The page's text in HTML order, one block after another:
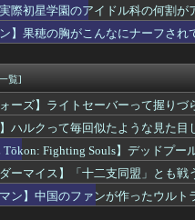
スケベマンション！？
かいう物語のエンディングが富野
てマジで奇跡の存在だったんだよ
編の役者が揃うｗｗｗ
ん、意外と変な子多いw w w
対に性欲強いよなｗｗｗｗｗ
公「ヒロインか全人類かの二択…
った「週刊少年ジャンプ」、つ
か作られない
レイしたらわかるけどライザは友
とんでもない事が判明するｗｗ
ゲ、一番可愛い子が攻略できない
実際初星学園のアイドル科の何割が
ン】果穂の胸がこんなにナーフさ
覧]
ォーズ】ライトセーバーって握り
】ハルクって毎回似たような見た目
Tōkon: Fighting Souls】デッドプ
ダーマイス】「十二支同盟」とも戦
マン】中国のファンが作ったウルト